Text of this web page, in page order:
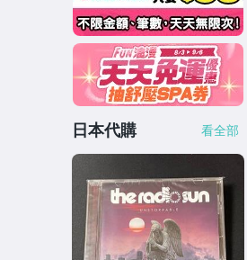
日本代購 看全部